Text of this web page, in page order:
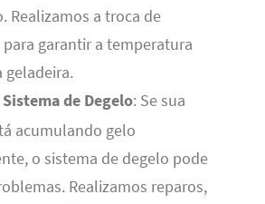
Realizamos a troca de
garantir a temperatura
geladeira.
de Degelo: Se sua
acumulando gelo
o sistema de degelo pode
Realizamos reparos,